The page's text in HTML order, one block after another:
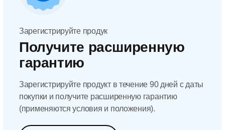
Зарегистрируйте продук
Получите расширенную
гарантию
Зарегистрируйте продукт в течение 90 дней с даты
покупки и получите расширенную гарантию
(применяются условия и положения).